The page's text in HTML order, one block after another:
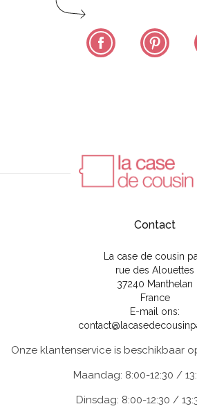
Facebook
Contact
La case de cousin
rue des Alouettes
37240 Manthelan
France
E-mail ons:
Onze klantenservice is beschikbaar
Maandag: 8:00-12:30 /
Dinsdag: 8:00-12:30 /